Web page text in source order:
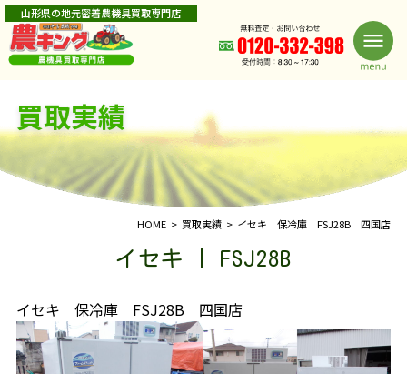
山形県の地元密着農機具買取専門店
買取実績
HOME 買取実績 イセキ 保冷庫 FSJ28B 四国店
イセキ | FSJ28B
イセキ 保冷庫 FSJ28B 四国店